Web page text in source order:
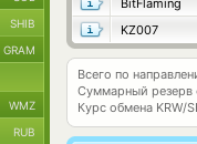
BitFlaming
KZ007
Всего по
Суммарный резерв
Курс обмена KRW/
SHIB
GRAM
WMZ
RUB